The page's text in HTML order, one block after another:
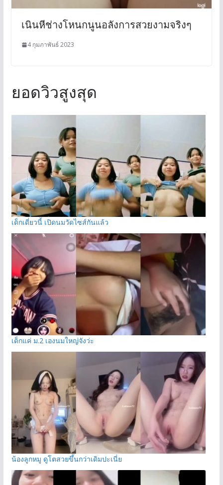
เนินหีช่างโหนกนูนอลังการสวยงามจริงๆ
4 กุมภาพันธ์ 2023
ยอดวิวสูงสุด
เด็กเดี่ยวนี้ เปิดนมวัดไซส์กันแล้ว
เด็กแค่ ม.2 เองนมใหญ่จังว่ะ
น้องลูกหมู ดูโตสวยขึ้นกว่าเดิมปะเนี่ย